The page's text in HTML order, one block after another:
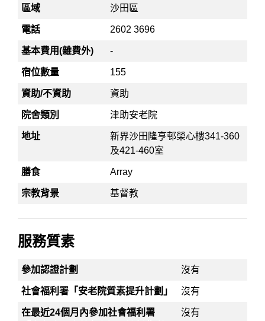
區域 沙田區
電話 2602 3696
基本費用(雜費外) -
宿位數量 155
資助/不資助 資助
院舍類別 津助安老院
地址
新界沙田隆亨邨榮心樓341-360
及421-460室
膳食 Array
宗教背景 基督教
服務質素
參加認證計劃 沒有
社會福利署「安老院質素提升計劃」 沒有
在最近24個月內參加社會福利署
沒有